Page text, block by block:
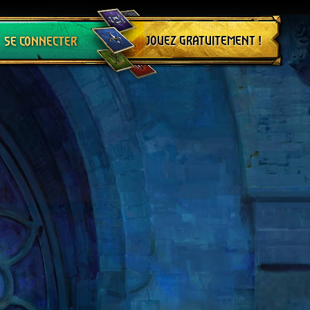
SE CONNECTER
Se déconnecter
JOUEZ GRATUITEMENT !